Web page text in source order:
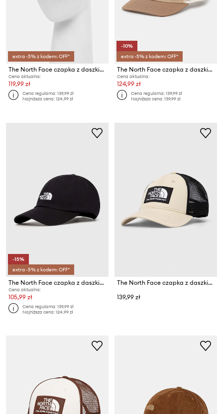
extra -5% z kodem: OFF*
The North Face czapka z daszkiem Horizon Trucker
Cena aktualna:
119,99 zł
Cena regularna:139,99 zł
Najniższa cena:124,99 zł
-10%
extra -5% z kodem: OFF*
The North Face czapka z daszkiem Deep Fit Mudder
Cena aktualna:
124,99 zł
Cena regularna:139,99 zł
Najniższa cena:139,99 zł
-15%
extra -5% z kodem: OFF*
The North Face czapka z daszkiem Norm Hat
Cena aktualna:
105,99 zł
Cena regularna:139,99 zł
Najniższa cena:124,99 zł
The North Face czapka z daszkiem Mudder Trucker
139,99 zł